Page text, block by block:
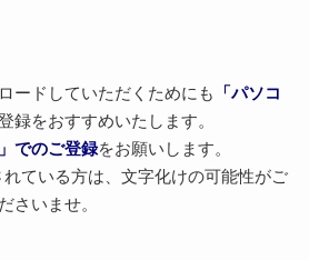
ードしていただくためにも
「パソコ
録をおすすめいたします。
でのご登録をお願いします。
れている方は、文字化けの可能性がご
さいませ。